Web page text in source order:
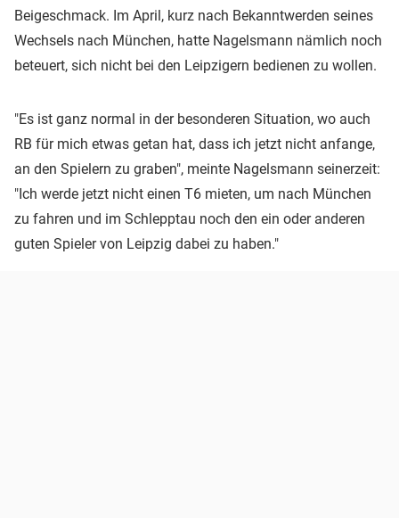
Beigeschmack. Im April, kurz nach Bekanntwerden seines
Wechsels nach München, hatte Nagelsmann nämlich noch
beteuert, sich nicht bei den Leipzigern bedienen zu wollen.
"Es ist ganz normal in der besonderen Situation, wo auch
RB für mich etwas getan hat, dass ich jetzt nicht anfange,
an den Spielern zu graben", meinte Nagelsmann seinerzeit:
"Ich werde jetzt nicht einen T6 mieten, um nach München
zu fahren und im Schlepptau noch den ein oder anderen
guten Spieler von Leipzig dabei zu haben."